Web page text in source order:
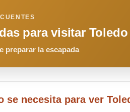
para visitar Toledo
preparar la escapada
se necesita para ver